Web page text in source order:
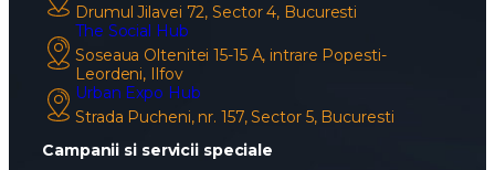
Drumul Jilavei 72, Sector 4, Bucuresti
The Social Hub
Soseaua Oltenitei 15-15 A, intrare Popesti-
Leordeni, Ilfov
Urban Expo Hub
Strada Pucheni, nr. 157, Sector 5, Bucuresti
Campanii si servicii speciale